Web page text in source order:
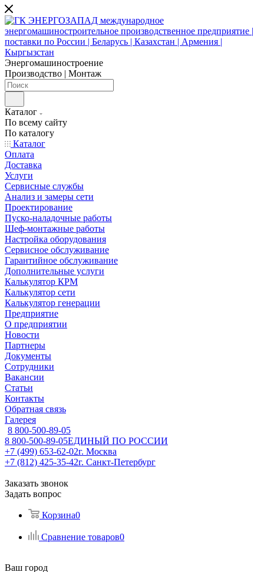
Энергомашиностроение
Производство | Монтаж
Каталог
По всему сайту
По каталогу
Каталог
Оплата
Доставка
Услуги
Сервисные службы
Анализ и замеры сети
Проектирование
Пуско-наладочные работы
Шеф-монтажные работы
Настройка оборудования
Сервисное обслуживание
Гарантийное обслуживание
Дополнительные услуги
Калькулятор КРМ
Калькулятор сети
Калькулятор генерации
Предприятие
О предприятии
Новости
Партнеры
Документы
Сотрудники
Вакансии
Статьи
Контакты
Обратная связь
Галерея
8 800-500-89-05
8 800-500-89-05ЕДИНЫЙ ПО РОССИИ
+7 (499) 653-62-02г. Москва
+7 (812) 425-35-42г. Санкт-Петербург
Заказать звонок
Задать вопрос
Корзина0
Сравнение товаров0
Ваш город